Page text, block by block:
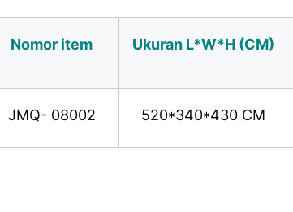
Nomor item Ukuran L*W*H (CM)
JMQ- 08002 520*340*430 CM